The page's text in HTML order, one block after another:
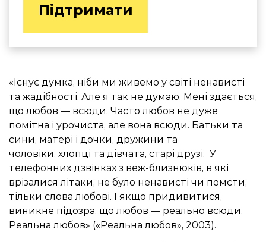
Підтримати
«Існує думка, ніби ми живемо у світі ненависті
та жадібності. Але я так не думаю. Мені здається,
що любов — всюди. Часто любов не дуже
помітна і урочиста, але вона всюди. Батьки та
сини, матері і дочки, дружини та
чоловіки, хлопці та дівчата, старі друзі. У
телефонних дзвінках з веж-близнюків, в які
врізалися літаки, не було ненависті чи помсти,
тільки слова любові. І якщо придивитися,
виникне підозра, що любов — реально всюди.
Реальна любов» («Реальна любов», 2003).